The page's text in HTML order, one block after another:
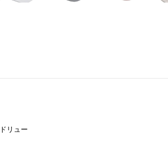
ドリュー